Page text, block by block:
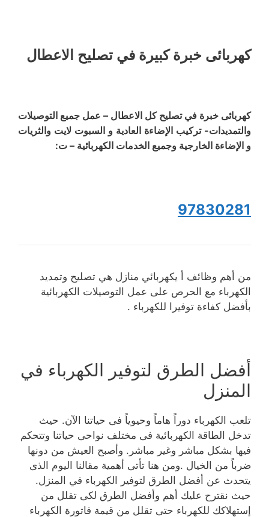
كهربائى خبرة كبيرة في تصليح الاعطال
كهربائى خبرة في تصليح كل الاعطال – عمل جميع التوصيلات
والتمديدات- تركيب الإضاءة العادية و السبوت لايت والثريات
و الإضاءة الخارجية وجميع الخدمات الكهربائية – ت:
97830281
من أهم وظائف أ يكهربائي منازل هي تصليح وتمديد
الكهرباء مع الحرص على عمل التوصيلات الكهربائية
بأفضل كفاءة توفيرا للكهرباء .
أفضل الطرق لتوفير الكهرباء في
المنزل
تلعب الكهرباء دوراً هاماً وحيوياً فى حياتنا الآن. حيث
تدخل الطاقة الكهربائية فى مختلف نواحى حياتنا وتتحكم
فيها بشكل مباشر وغير مباشر. وأصبح العيش من دونها
ضرباً من الخيال .ومن هنا تأتى أهمية مقالنا اليوم الذى
يتحدث عن أفضل الطرق لتوفير الكهرباء في المنزل.
حيث نقترح عليك أهم وأفضل الطرق لكى تقلل من
إستهلاكك للكهرباء حتى تقلل من قيمة فاتورة الكهرباء